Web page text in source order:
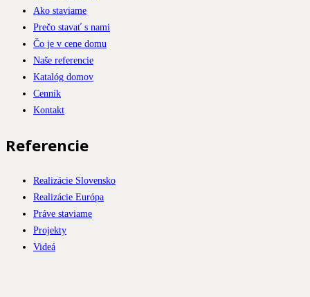
Ako staviame
Prečo stavať s nami
Čo je v cene domu
Naše referencie
Katalóg domov
Cenník
Kontakt
Referencie
Realizácie Slovensko
Realizácie Európa
Práve staviame
Projekty
Videá